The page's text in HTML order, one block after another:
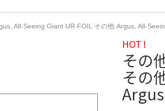
All-Seeing Giant UR FOIL その他 Argus, All-
HOT !
その
その